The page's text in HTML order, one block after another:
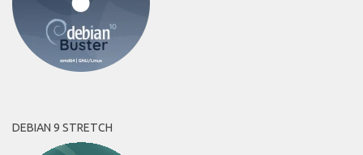
DEBIAN 9 STRETCH